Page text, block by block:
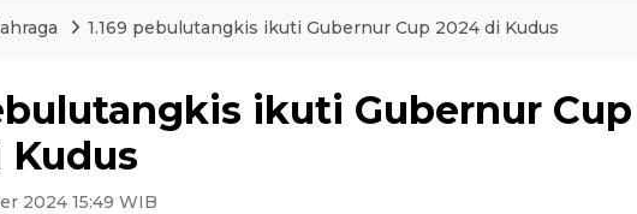
1.169 pebulutangkis ikuti Gubernur Cup 2024 di Kudus
ikuti Gubernur Cup
Kudus
2024 15:49 WIB